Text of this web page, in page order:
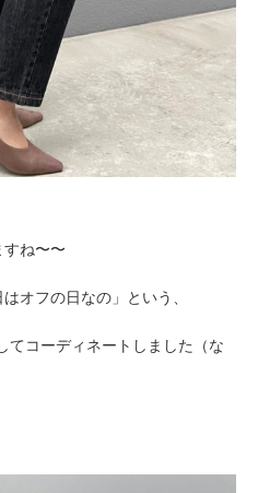
ね〜〜
オフの日なの」という、
てコーディネートしました（な